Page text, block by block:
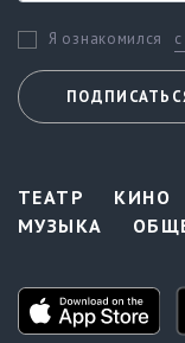
Я ознакомился
ТЕАТР КИНО
МУЗЫКА